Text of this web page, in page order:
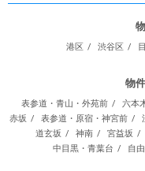
港区 渋谷区
物
表参道・青山・外苑前 六本
赤坂
表参道・原宿・神宮前
道玄坂
神南 宮益坂
中目黒・青葉台
自